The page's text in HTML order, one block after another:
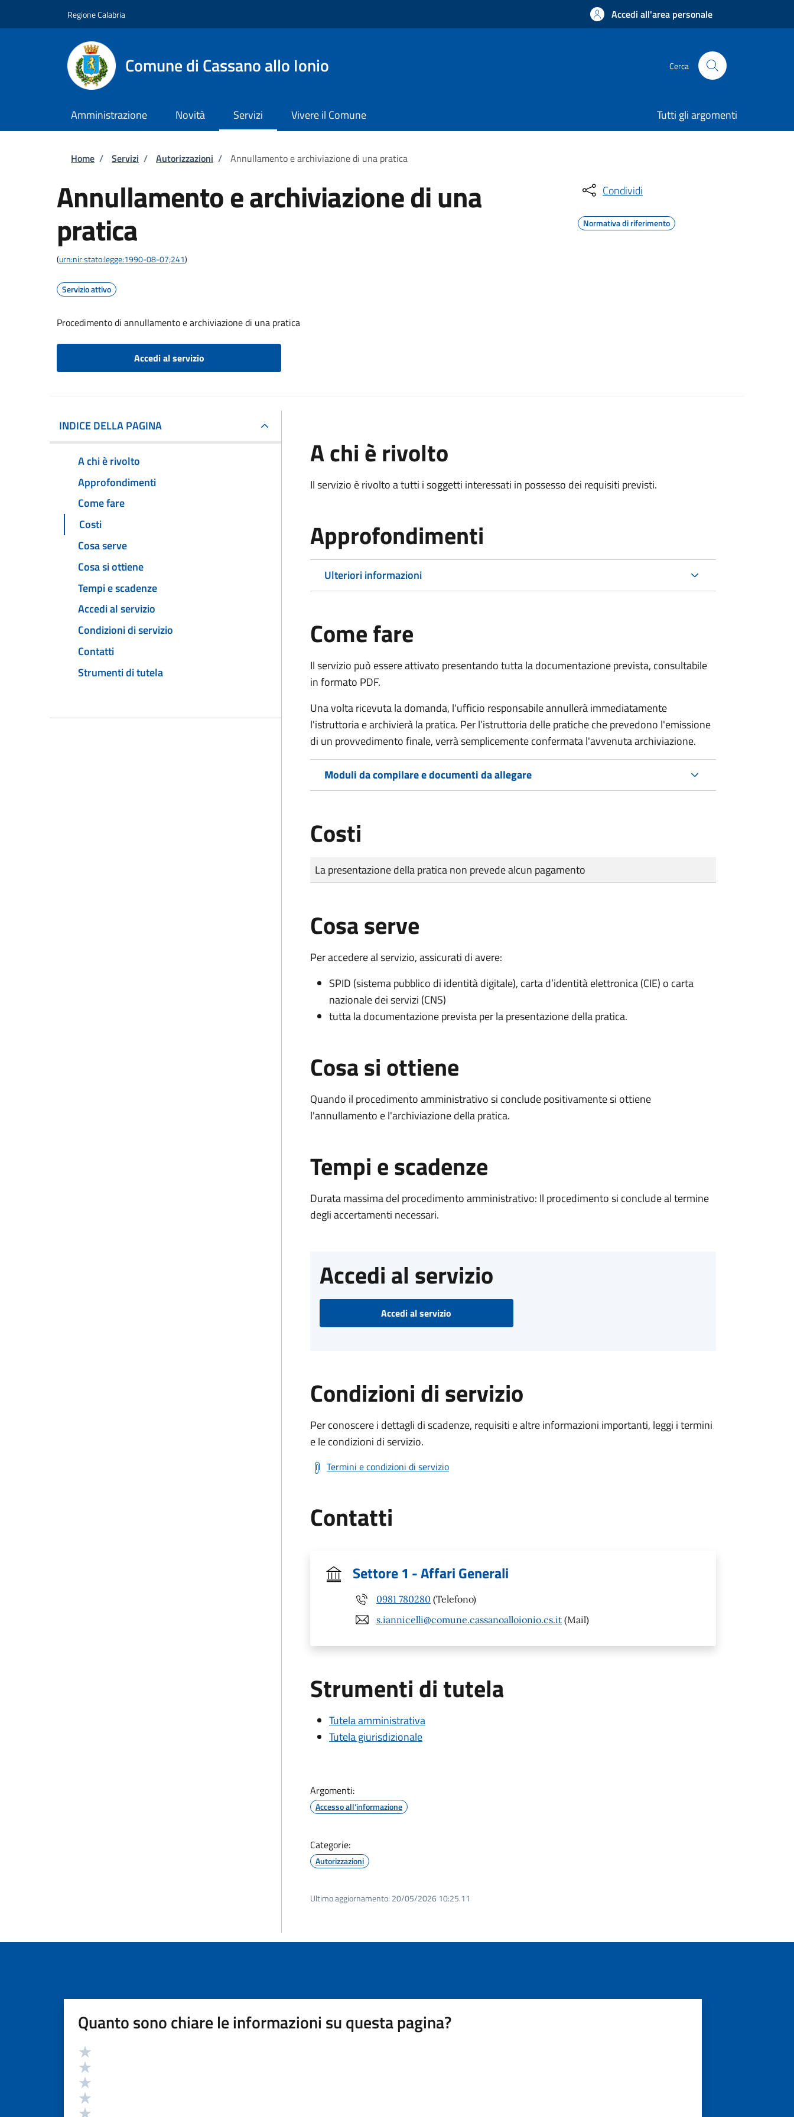
Regione Calabria Accedi all'area personale
Comune di Cassano allo Ionio Cerca
Amministrazione Novità Servizi Vivere il Comune Tutti gli argomenti
Briciole di pane
Home / Servizi / Autorizzazioni / Annullamento e archiviazione di una pratica
Annullamento e archiviazione di una
pratica
(urn:nir:stato:legge:1990-08-07;241)
Servizio attivo
Procedimento di annullamento e archiviazione di una pratica
Accedi al servizio
Condividi
Normativa di riferimento
INDICE DELLA PAGINA
A chi è rivolto
Approfondimenti
Come fare
Costi
Cosa serve
Cosa si ottiene
Tempi e scadenze
Accedi al servizio
Condizioni di servizio
Contatti
Strumenti di tutela
A chi è rivolto
Il servizio è rivolto a tutti i soggetti interessati in possesso dei requisiti previsti.
Approfondimenti
Ulteriori informazioni
Come fare
Il servizio può essere attivato presentando tutta la documentazione prevista, consultabile
in formato PDF.
Una volta ricevuta la domanda, l'ufficio responsabile annullerà immediatamente
l'istruttoria e archivierà la pratica. Per l’istruttoria delle pratiche che prevedono l'emissione
di un provvedimento finale, verrà semplicemente confermata l'avvenuta archiviazione.
Moduli da compilare e documenti da allegare
Costi
Tipo di pagamento
Importo
La presentazione della pratica non prevede alcun pagamento
Cosa serve
Per accedere al servizio, assicurati di avere:
SPID (sistema pubblico di identità digitale), carta d’identità elettronica (CIE) o carta
nazionale dei servizi (CNS)
tutta la documentazione prevista per la presentazione della pratica.
Cosa si ottiene
Quando il procedimento amministrativo si conclude positivamente si ottiene
l'annullamento e l'archiviazione della pratica.
Tempi e scadenze
Durata massima del procedimento amministrativo: Il procedimento si conclude al termine
degli accertamenti necessari.
Accedi al servizio
Accedi al servizio
Condizioni di servizio
Per conoscere i dettagli di scadenze, requisiti e altre informazioni importanti, leggi i termini
e le condizioni di servizio.
Termini e condizioni di servizio
Contatti
Settore 1 - Affari Generali
0981 780280 (Telefono)
s.iannicelli@comune.cassanoalloionio.cs.it (Mail)
Strumenti di tutela
Tutela amministrativa
Tutela giurisdizionale
Argomenti:
Accesso all'informazione
Categorie:
Autorizzazioni
Ultimo aggiornamento: 20/05/2026 10:25.11
Quanto sono chiare le informazioni su questa pagina?
Valutazione